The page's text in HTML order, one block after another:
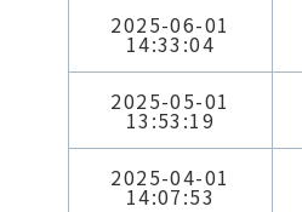
2025-06-01
14:33:04
2025-05-01
13:53:19
2025-04-01
14:07:53